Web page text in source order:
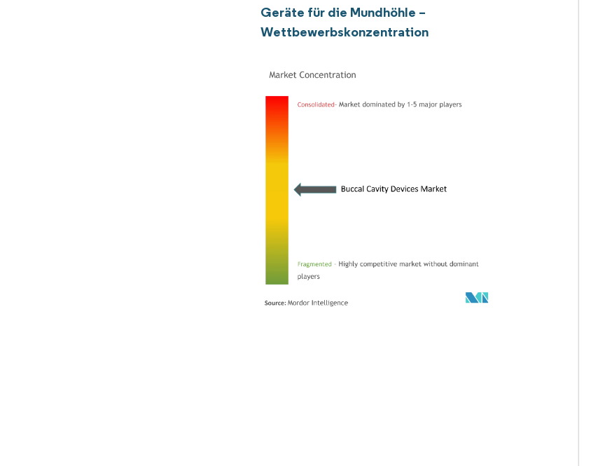
Geräte für die Mundhöhle –
Wettbewerbskonzentration